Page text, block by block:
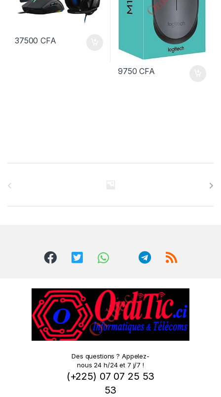
37500CFA
9750CFA
Des questions ? Appelez-
nous 24 h/24 et 7 j/7 !
(+225) 07 07 25 53
53